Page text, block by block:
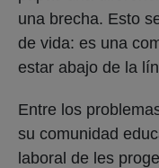
una brecha. Esto
de vida: es una
estar abajo de la
Entre los
su comunidad
laboral de les